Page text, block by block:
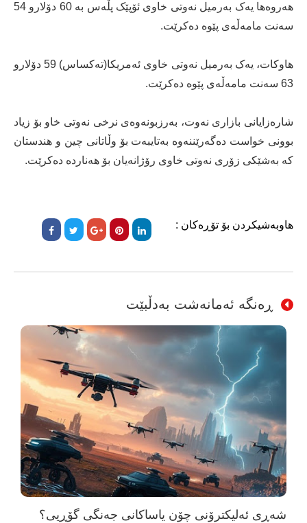
هه‌روه‌ها یه‌ک به‌رمیل نه‌وتى خاوى ئۆپێک پڵه‌س به‌ 60 دۆلارو 54
سه‌نت مامه‌ڵه‌ى پێوه‌ ده‌کرێت.
هاوکات، یه‌ک به‌رمیل نه‌وتى خاوى ئه‌مریکا(ته‌کساس) 59 دۆلارو
63 سه‌نت مامه‌ڵه‌ى پێوه‌ ده‌کرێت.
شاره‌زایانى بازارى نه‌وت، به‌رزبونه‌وه‌ى نرخى نه‌وتى خاو بۆ زیاد
بوونى خواست ده‌گه‌رێننه‌وه‌ به‌تایبه‌ت بۆ وڵاتانى چین و هندستان
که‌ به‌شێکى زۆرى نه‌وتى خاوى رۆژانه‌یان بۆ هه‌نارده‌ ده‌کرێت.
هاوبەشیکردن بۆ تۆڕەکان :
ڕەنگە ئەمانەشت بەدڵبێت
شەڕی ئەلیکترۆنی چۆن یاساکانی جەنگی گۆڕیی؟